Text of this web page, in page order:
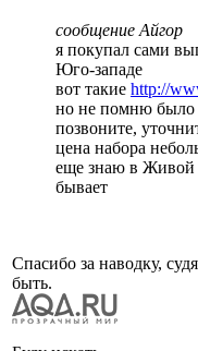
сообщение Айгор
я покупал сами
Юго-западе
вот такие http://
но не помню было
позвоните,
цена набора
еще знаю в Живой
бывает
Спасибо за наводку,
быть.